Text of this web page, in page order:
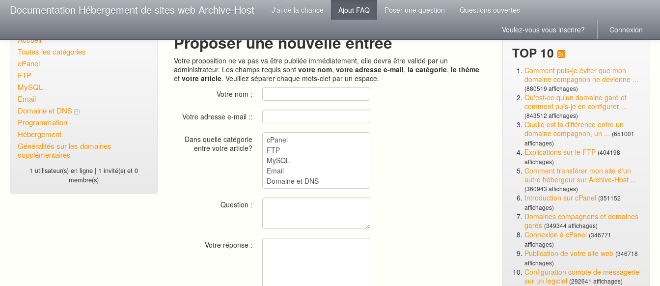
Documentation Hébergement de sites web Archive-Host J'ai de la chance Ajout FAQ Poser une question
Questions ouvertes
Voulez-vous vous inscrire?
Connexion
Accueil
Toutes les catégories
cPanel
FTP
MySQL
Email
Domaine et DNS
Programmation
Hébergement
Généralités sur les domaines
supplémentaires
1 utilisateur(s) en ligne | 1 invité(s) et 0
membre(s)
Proposer une nouvelle entrée
Votre proposition ne va pas va être publiée immédiatement, elle devra être validé par un
administrateur. Les champs requis sontvotre nom,votre adresse e-mail, la catégorie, le théme
etvotre article. Veuillez séparer chaque mots-clef par un espace.
Votre nom :
Votre adresse e-mail ::
Dans quelle catégorie
entre votre article?
Question :
Votre réponse :
TOP 10
Comment puis-je éviter que mon
domaine compagnon ne devienne ...
(880519 affichages)
Qu'est-ce qu'un domaine garé et
comment puis-je en configurer ...
(843512 affichages)
Quelle est la différence entre un
domaine compagnon, un ... (651001
affichages)
Explications sur le FTP (404198
affichages)
Comment transférer mon site d'un
autre hébergeur sur Archive-Host ...
(360943 affichages)
Introduction sur cPanel (351152
affichages)
Domaines compagnons et domaines
garés (349344 affichages)
Connexion à cPanel (346771
affichages)
Publication de votre site web (346718
affichages)
Configuration compte de messagerie
sur un logiciel (292641 affichages)